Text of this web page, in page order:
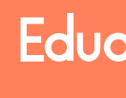
Overslaan
naar